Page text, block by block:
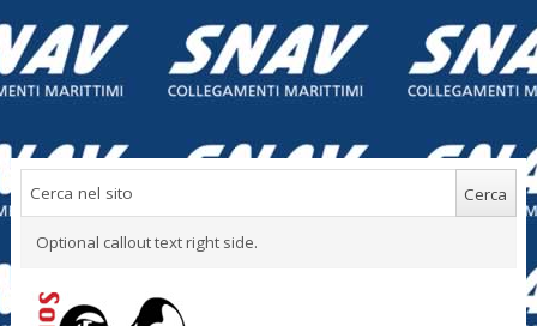
Optional callout text right side.